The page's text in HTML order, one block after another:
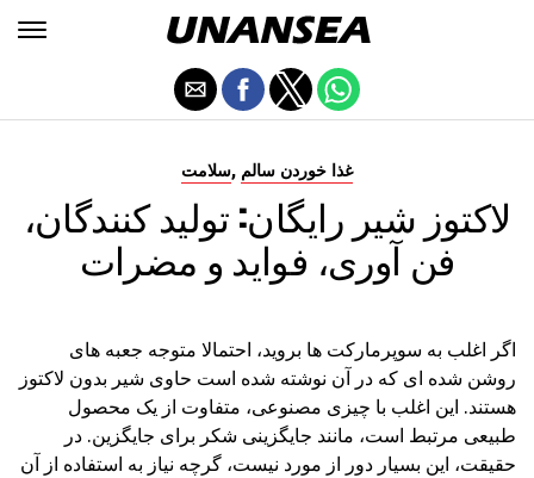
سلامت, غذا خوردن سالم
لاکتوز شیر رایگان: تولید کنندگان،
فن آوری، فواید و مضرات
اگر اغلب به سوپرمارکت ها بروید، احتمالا متوجه جعبه های
روشن شده ای که در آن نوشته شده است حاوی شیر بدون لاکتوز
هستند. این اغلب با چیزی مصنوعی، متفاوت از یک محصول
طبیعی مرتبط است، مانند جایگزینی شکر برای جایگزین. در
حقیقت، این بسیار دور از مورد نیست، گرچه نیاز به استفاده از آن